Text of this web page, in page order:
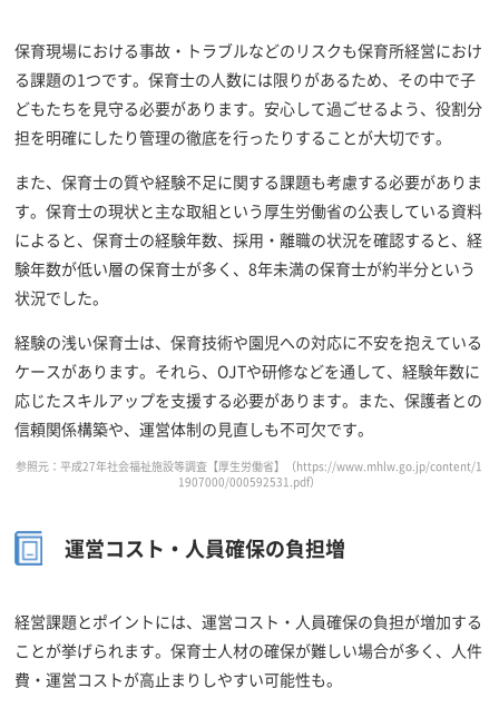
保育現場における事故・トラブルなどのリスクも保育所経営におけ
る課題の1つです。保育士の人数には限りがあるため、その中で子
どもたちを見守る必要があります。安心して過ごせるよう、役割分
担を明確にしたり管理の徹底を行ったりすることが大切です。
また、保育士の質や経験不足に関する課題も考慮する必要がありま
す。保育士の現状と主な取組という厚生労働省の公表している資料
によると、保育士の経験年数、採用・離職の状況を確認すると、経
験年数が低い層の保育士が多く、8年未満の保育士が約半分という
状況でした。
経験の浅い保育士は、保育技術や園児への対応に不安を抱えている
ケースがあります。それら、OJTや研修などを通して、経験年数に
応じたスキルアップを支援する必要があります。また、保護者との
信頼関係構築や、運営体制の見直しも不可欠です。
参照元：平成27年社会福祉施設等調査【厚生労働省】（https://www.mhlw.go.jp/content/1
1907000/000592531.pdf）
運営コスト・人員確保の負担増
経営課題とポイントには、運営コスト・人員確保の負担が増加する
ことが挙げられます。保育士人材の確保が難しい場合が多く、人件
費・運営コストが高止まりしやすい可能性も。